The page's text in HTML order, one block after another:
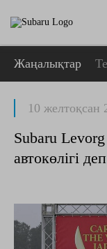
Жаңалықтар
10 желтоқсан
Subaru
автокөлігі